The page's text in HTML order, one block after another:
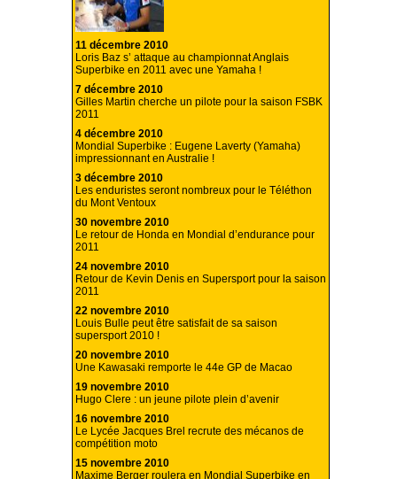
11 décembre 2010
Loris Baz s’ attaque au championnat Anglais
Superbike en 2011 avec une Yamaha !
7 décembre 2010
Gilles Martin cherche un pilote pour la saison FSBK
2011
4 décembre 2010
Mondial Superbike : Eugene Laverty (Yamaha)
impressionnant en Australie !
3 décembre 2010
Les enduristes seront nombreux pour le Téléthon
du Mont Ventoux
30 novembre 2010
Le retour de Honda en Mondial d’endurance pour
2011
24 novembre 2010
Retour de Kevin Denis en Supersport pour la saison
2011
22 novembre 2010
Louis Bulle peut être satisfait de sa saison
supersport 2010 !
20 novembre 2010
Une Kawasaki remporte le 44e GP de Macao
19 novembre 2010
Hugo Clere : un jeune pilote plein d’avenir
16 novembre 2010
Le Lycée Jacques Brel recrute des mécanos de
compétition moto
15 novembre 2010
Maxime Berger roulera en Mondial Superbike en